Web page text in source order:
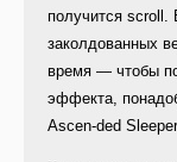
получится
заколдованных
время — чтобы
эффекта,
Ascen-ded